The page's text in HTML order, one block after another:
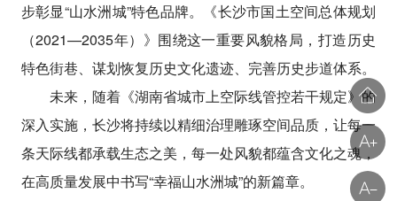
步彰显“山水洲城”特色品牌。《长沙市国土空间总体规划
（2021—2035年）》围绕这一重要风貌格局，打造历史
特色街巷、谋划恢复历史文化遗迹、完善历史步道体系。
未来，随着《湖南省城市上空际线管控若干规定》的
深入实施，长沙将持续以精细治理雕琢空间品质，让每一
条天际线都承载生态之美，每一处风貌都蕴含文化之魂，
在高质量发展中书写“幸福山水洲城”的新篇章。